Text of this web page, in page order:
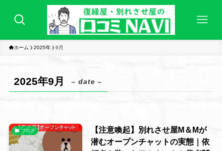
ホーム 2025年 9月
2025年9月 – date –
ブログ
【注意喚起】別れさせ屋M＆Mが
潜むオープンチャットの実態｜依